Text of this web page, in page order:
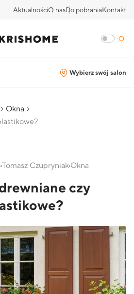
AktualnościO nasDo pobraniaKontakt
Wybierz swój salon
Okna
Tomasz Czupryniak Okna
czy